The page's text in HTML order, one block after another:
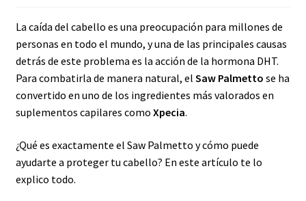
Política de Cookies
Política de Envíos | Vita Asanti
Política de Privacidad
Protección de Datos
Registro de afiliados
La caída del cabello es una preocupación para millones de
personas en todo el mundo, y una de las principales causas
detrás de este problema es la acción de la hormona DHT.
Para combatirla de manera natural, el Saw Palmetto se ha
convertido en uno de los ingredientes más valorados en
suplementos capilares como Xpecia.
¿Qué es exactamente el Saw Palmetto y cómo puede
ayudarte a proteger tu cabello? En este artículo te lo
explico todo.